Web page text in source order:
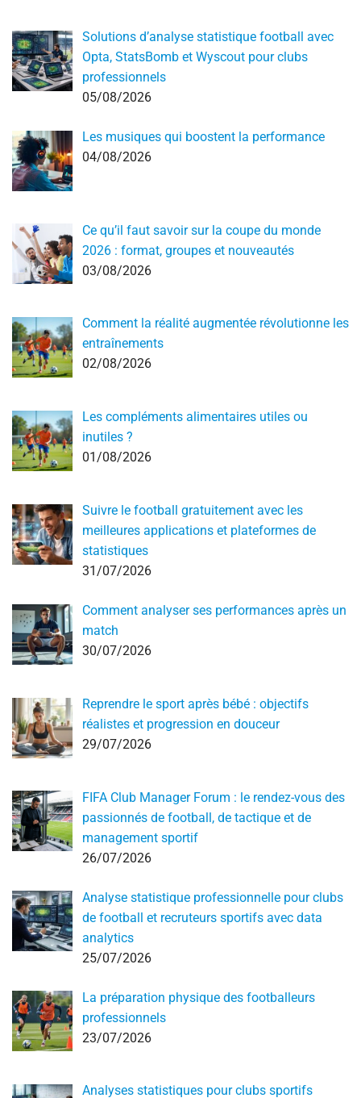
Solutions d’analyse statistique football avec
Opta, StatsBomb et Wyscout pour clubs
professionnels
05/08/2026
Les musiques qui boostent la performance
04/08/2026
Ce qu’il faut savoir sur la coupe du monde
2026 : format, groupes et nouveautés
03/08/2026
Comment la réalité augmentée révolutionne les
entraînements
02/08/2026
Les compléments alimentaires utiles ou
inutiles ?
01/08/2026
Suivre le football gratuitement avec les
meilleures applications et plateformes de
statistiques
31/07/2026
Comment analyser ses performances après un
match
30/07/2026
Reprendre le sport après bébé : objectifs
réalistes et progression en douceur
29/07/2026
FIFA Club Manager Forum : le rendez-vous des
passionnés de football, de tactique et de
management sportif
26/07/2026
Analyse statistique professionnelle pour clubs
de football et recruteurs sportifs avec data
analytics
25/07/2026
La préparation physique des footballeurs
professionnels
23/07/2026
Analyses statistiques pour clubs sportifs